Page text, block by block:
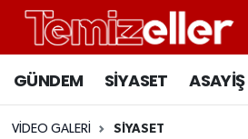
GÜNDEM SİYASET ASAYİŞ
VIDEO GALERI SIYASET
CANLI YAYIN
Hava Durumu